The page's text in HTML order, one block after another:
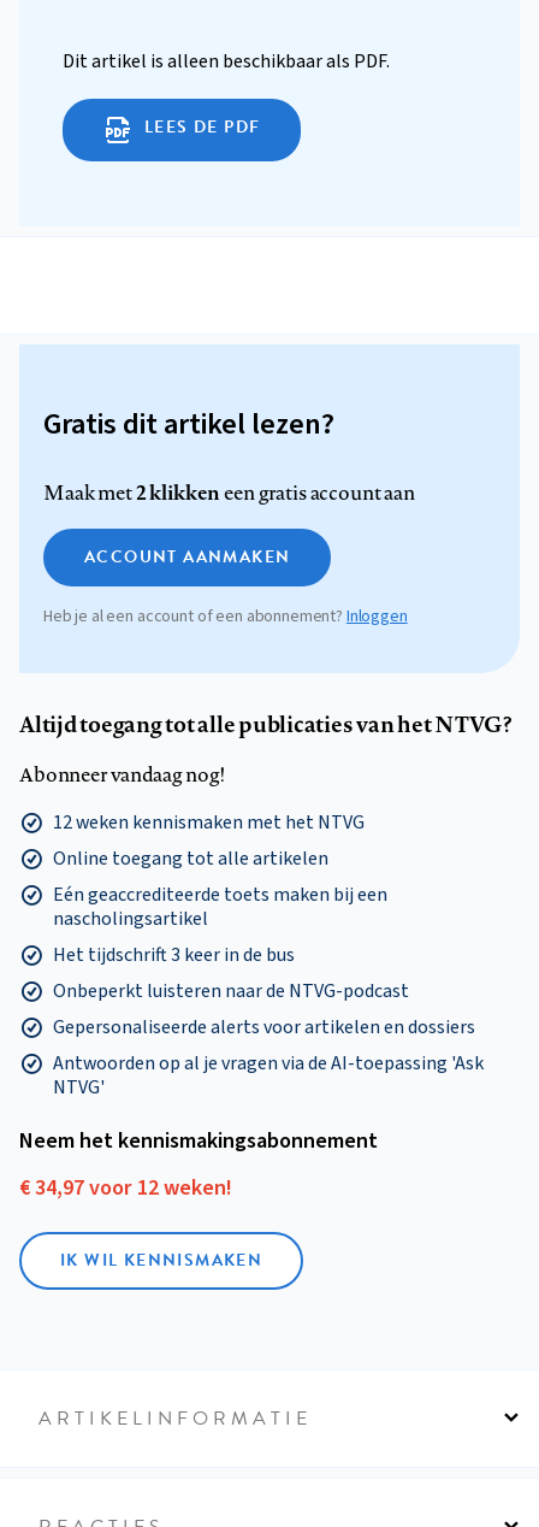
Dit artikel is alleen beschikbaar als PDF.
LEES DE PDF
Gratis dit artikel lezen?
Maak met2 klikkeneen gratis account aan
ACCOUNT AANMAKEN
Heb je al een account of een abonnement? Inloggen
Altijd toegang tot alle publicaties van het NTVG?
Abonneer vandaag nog!
12 weken kennismaken met het NTVG
Online toegang tot alle artikelen
Eén geaccrediteerde toets maken bij een
nascholingsartikel
Het tijdschrift 3 keer in de bus
Onbeperkt luisteren naar de NTVG-podcast
Gepersonaliseerde alerts voor artikelen en dossiers
Antwoorden op al je vragen via de AI-toepassing 'Ask
NTVG'
Neem het kennismakings­abonnement
€ 34,97 voor 12 weken!
IK WIL KENNISMAKEN
ARTIKELINFORMATIE